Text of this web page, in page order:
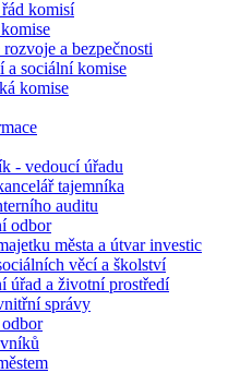
komisí
a bezpečnosti
a sociální komise
komise
- vedoucí úřadu
tajemníka
auditu
odbor
města a útvar investic
věcí a školství
úřad a životní prostředí
správy